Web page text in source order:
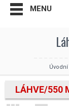
MENU
Úvodní
LÁHVE/550